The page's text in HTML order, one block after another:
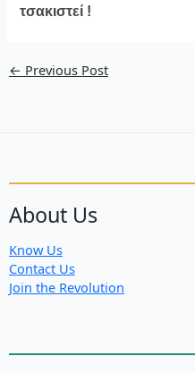
τσακιστεί !
← Previous Post
About Us
Know Us
Contact Us
Join the Revolution